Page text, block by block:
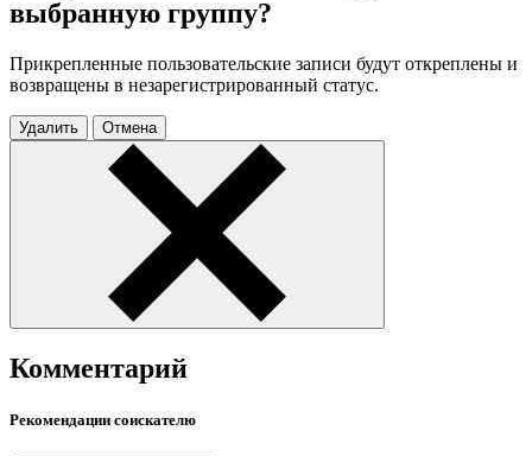
выбранную группу?
Прикрепленные пользовательские записи будут откреплены и
возвращены в незарегистрированный статус.
Удалить Отмена
Комментарий
Рекомендации соискателю